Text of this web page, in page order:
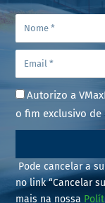
Autorizo a
o fim exclusivo
Pode cancelar a
no link “Cancelar
mais na nossa